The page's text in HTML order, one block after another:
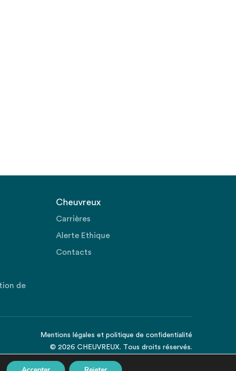
de
Cheuvreux
Carrières
Alerte Ethique
Contacts
Mentions légales et politique de confidentialité
© 2026 CHEUVREUX. Tous droits réservés.